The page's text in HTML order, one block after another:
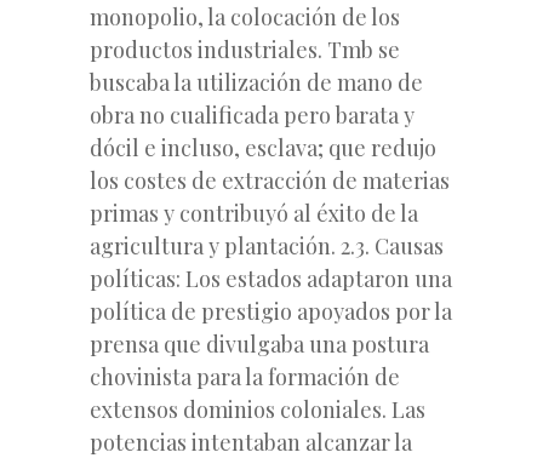
monopolio, la colocación de los
productos industriales. Tmb se
buscaba la utilización de mano de
obra no cualificada pero barata y
dócil e incluso, esclava; que redujo
los costes de extracción de materias
primas y contribuyó al éxito de la
agricultura y plantación. 2.3. Causas
políticas: Los estados adaptaron una
política de prestigio apoyados por la
prensa que divulgaba una postura
chovinista para la formación de
extensos dominios coloniales. Las
potencias intentaban alcanzar la